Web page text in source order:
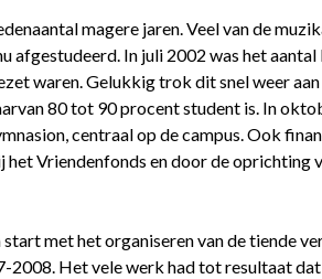
magere jaren. Veel van de
afgestudeerd. In juli 2002 was het
waren. Gelukkig trok dit snel weer
80 tot 90 procent student is. In
centraal op de campus. Ook
het Vriendenfonds en door de oprichting
met het organiseren van de tiende
2008. Het vele werk had tot resultaat